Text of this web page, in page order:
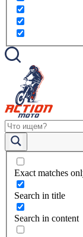
Exact matches
Search in title
Search in content